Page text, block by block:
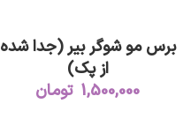
برس مو شوگر بیر (جدا شده
از پک)
1,500,000 تومان